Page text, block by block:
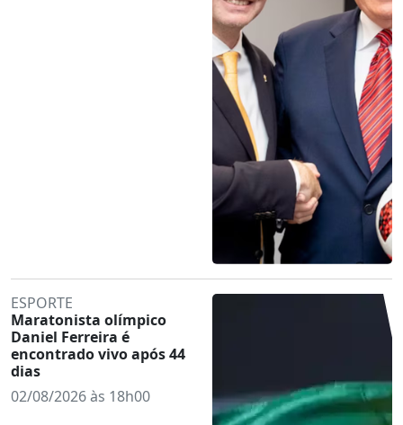
ESPORTE
Maratonista olímpico
Daniel Ferreira é
encontrado vivo após 44
dias
02/08/2026 às 18h00